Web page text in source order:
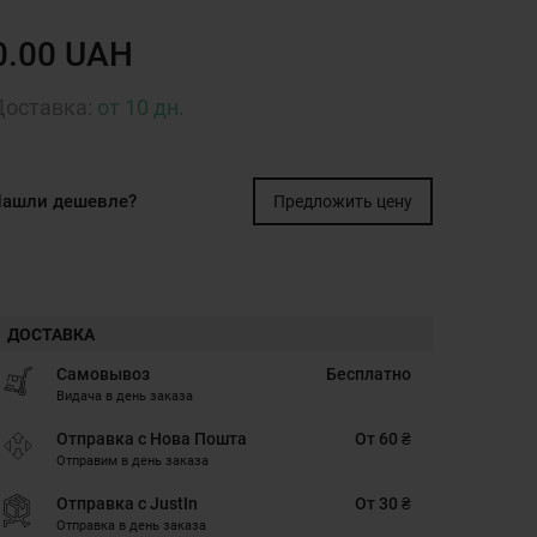
UAH
от 10 дн.
дешевле? Предложить цену
ДОСТАВКА
Самовывоз
Видача в день заказа
Бесплатно
Отправка с Нова Пошта
Отправим в день заказа
От 60 ₴
Отправка с JustIn
Отправка в день заказа
От 30 ₴